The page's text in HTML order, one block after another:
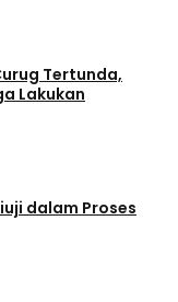
Tertunda,
Lakukan
dalam Proses